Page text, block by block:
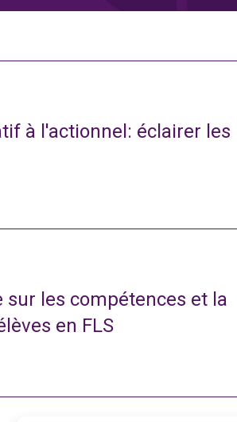
à l'actionnel: éclairer les
sur les compétences et la
en FLS